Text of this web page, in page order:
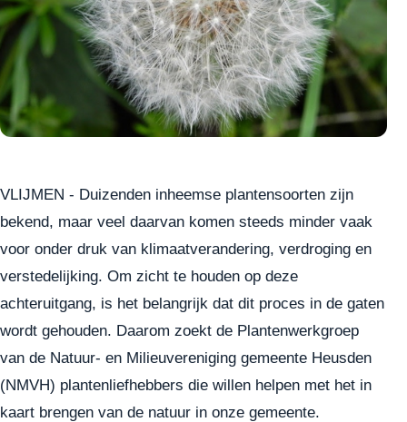
VLIJMEN - Duizenden inheemse plantensoorten zijn
bekend, maar veel daarvan komen steeds minder vaak
voor onder druk van klimaatverandering, verdroging en
verstedelijking. Om zicht te houden op deze
achteruitgang, is het belangrijk dat dit proces in de gaten
wordt gehouden. Daarom zoekt de Plantenwerkgroep
van de Natuur- en Milieuvereniging gemeente Heusden
(NMVH) plantenliefhebbers die willen helpen met het in
kaart brengen van de natuur in onze gemeente.